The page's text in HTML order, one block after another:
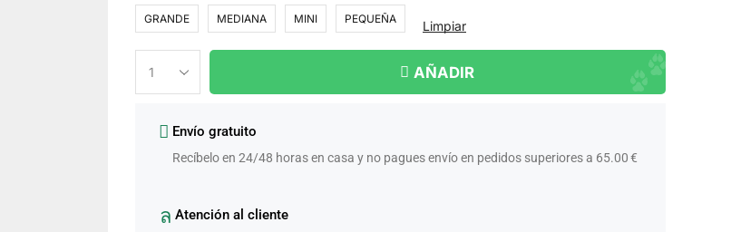
GRANDE MEDIANA MINI PEQUEÑA Limpiar
AÑADIR
Envío gratuito
Recíbelo en 24/48 horas en casa y no pagues envío en pedidos superiores a 65.00 €
Atención al cliente